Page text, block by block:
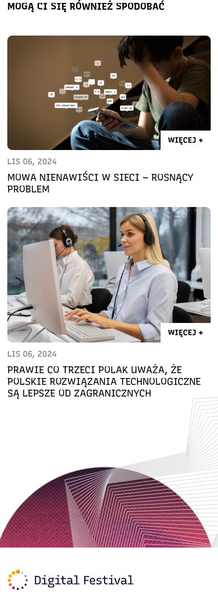
MOGĄ CI SIĘ RÓWNIEŻ SPODOBAĆ
WIĘCEJ +
LIS 06, 2024
MOWA NIENAWIŚCI W SIECI – ROSNĄCY
PROBLEM
WIĘCEJ +
LIS 06, 2024
PRAWIE CO TRZECI POLAK UWAŻA, ŻE
POLSKIE ROZWIĄZANIA TECHNOLOGICZNE
SĄ LEPSZE OD ZAGRANICZNYCH